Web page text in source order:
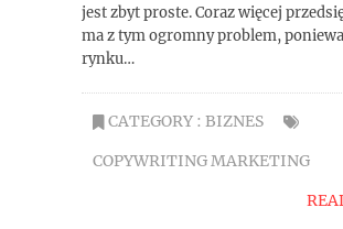
jest zbyt proste. Coraz więcej
ma z tym ogromny problem,
rynku…
CATEGORY : BIZNES
COPYWRITING MARKETING